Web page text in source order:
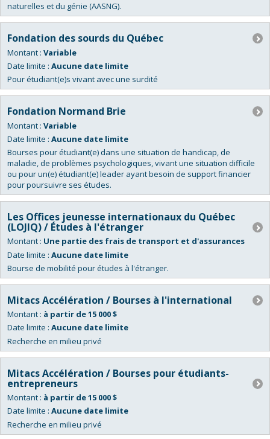
naturelles et du génie (AASNG).
Fondation des sourds du Québec
Montant : Variable
Date limite : Aucune date limite
Pour étudiant(e)s vivant avec une surdité
Fondation Normand Brie
Montant : Variable
Date limite : Aucune date limite
Bourses pour étudiant(e) dans une situation de handicap, de
maladie, de problèmes psychologiques, vivant une situation difficile
ou pour un(e) étudiant(e) leader ayant besoin de support financier
pour poursuivre ses études.
Les Offices jeunesse internationaux du Québec
(LOJIQ) / Études à l'étranger
Montant : Une partie des frais de transport et d'assurances
Date limite : Aucune date limite
Bourse de mobilité pour études à l'étranger.
Mitacs Accélération / Bourses à l'international
Montant : à partir de 15 000 $
Date limite : Aucune date limite
Recherche en milieu privé
Mitacs Accélération / Bourses pour étudiants-
entrepreneurs
Montant : à partir de 15 000 $
Date limite : Aucune date limite
Recherche en milieu privé